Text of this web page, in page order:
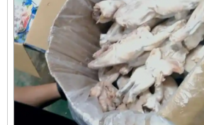
东山县通报“牛蛙产品抗生素超标问题”